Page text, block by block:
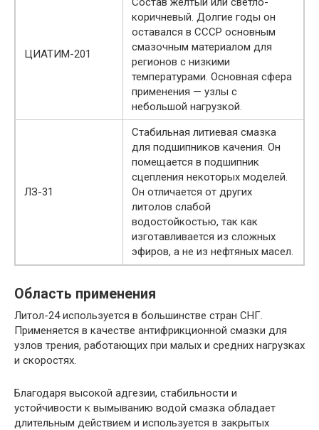
ЦИАТИМ-201
коричневый. Долгие годы он
оставался в СССР основным
смазочным материалом для
регионов с низкими
температурами. Основная сфера
применения — узлы с
небольшой нагрузкой.
ЛЗ-31
Стабильная литиевая смазка
для подшипников качения. Он
помещается в подшипник
сцепления некоторых моделей.
Он отличается от других
литолов слабой
водостойкостью, так как
изготавливается из сложных
эфиров, а не из нефтяных масел.
Область применения
Литол-24 используется в большинстве стран СНГ.
Применяется в качестве антифрикционной смазки для
узлов трения, работающих при малых и средних нагрузках
и скоростях.
Благодаря высокой адгезии, стабильности и
устойчивости к вымыванию водой смазка обладает
длительным действием и используется в закрытых